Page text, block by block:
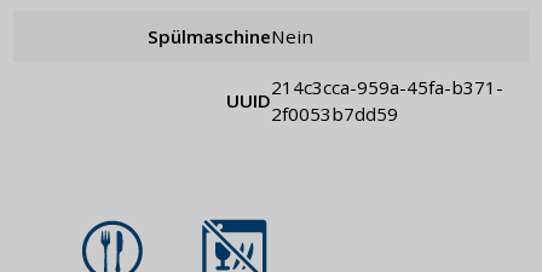
Spülmaschine Nein
UUID
214c3cca-959a-45fa-b371-
2f0053b7dd59